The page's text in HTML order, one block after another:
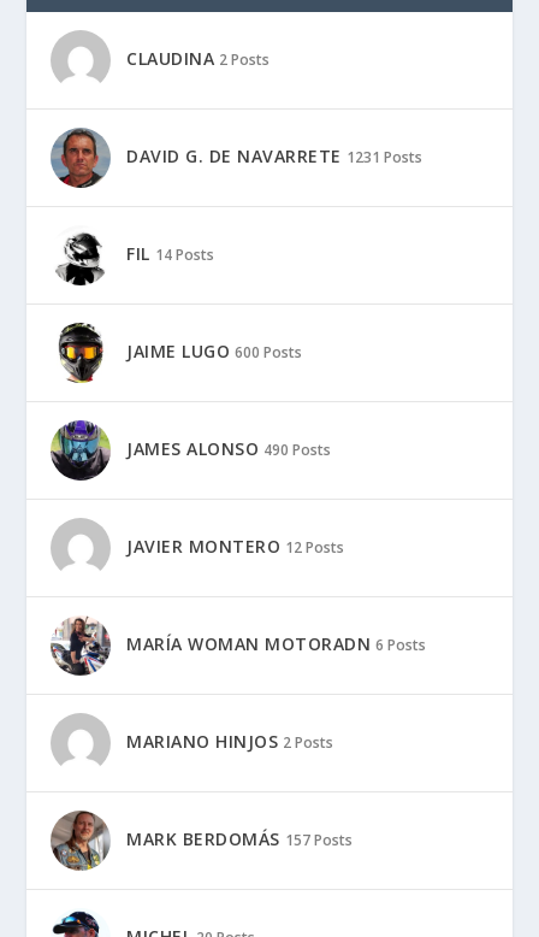
CLAUDINA 2 Posts
DAVID G. DE NAVARRETE 1231 Posts
FIL 14 Posts
JAIME LUGO 600 Posts
JAMES ALONSO 490 Posts
JAVIER MONTERO 12 Posts
MARÍA WOMAN MOTORADN 6 Posts
MARIANO HINJOS 2 Posts
MARK BERDOMÁS 157 Posts